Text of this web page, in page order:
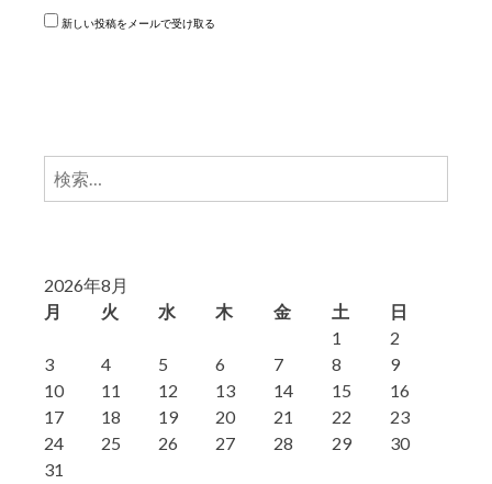
新しい投稿をメールで受け取る
検
2026年8月
月
火 水 木 金 土 日
1
2
3
4 5 6 7 8
9
10
11 12 13 14 15
16
17
18 19 20 21 22
23
24
25 26 27 28 29
30
31